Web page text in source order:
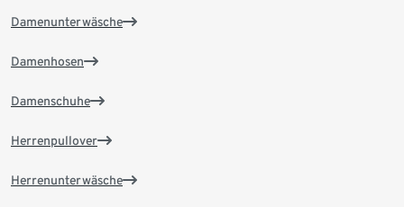
Damenunterwäsche
Damenhosen
Damenschuhe
Herrenpullover
Herrenunterwäsche